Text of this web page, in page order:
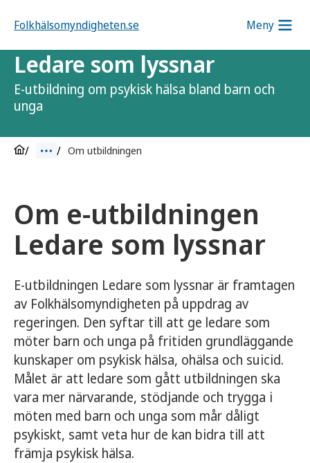
Folkhälsomyndigheten.se Meny
Ledare som lyssnar
E-utbildning om psykisk hälsa bland barn och
unga
Om utbildningen
Om e-utbildningen
Ledare som lyssnar
E-utbildningen Ledare som lyssnar är framtagen
av Folkhälsomyndigheten på uppdrag av
regeringen. Den syftar till att ge ledare som
möter barn och unga på fritiden grundläggande
kunskaper om psykisk hälsa, ohälsa och suicid.
Målet är att ledare som gått utbildningen ska
vara mer närvarande, stödjande och trygga i
möten med barn och unga som mår dåligt
psykiskt, samt veta hur de kan bidra till att
främja psykisk hälsa.